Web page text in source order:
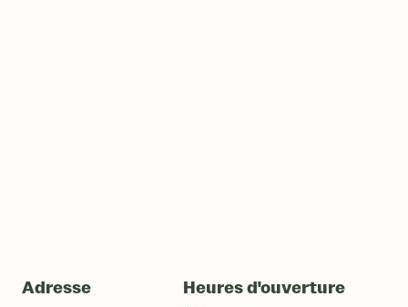
Adresse Heures d'ouverture